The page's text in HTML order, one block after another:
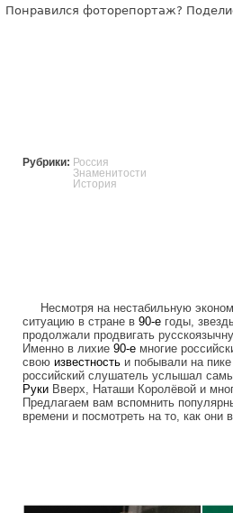
Понравился фоторепортаж?
Рубрики: Россия
Знаменитости
История
Несмотря на нестабильную
ситуацию в стране в 90-е годы,
продолжали продвигать
Именно в лихие 90-е многие
свою известность и побывали на
российский слушатель услышал
Руки Вверх, Наташи Королёвой и
Предлагаем вам вспомнить
времени и посмотреть на то, как они